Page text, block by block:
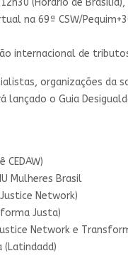
na 69ª CSW/
internacional de
organizações da
lançado o Guia
Mulheres Brasil
Network)
Justa)
Network e
(Latindadd)